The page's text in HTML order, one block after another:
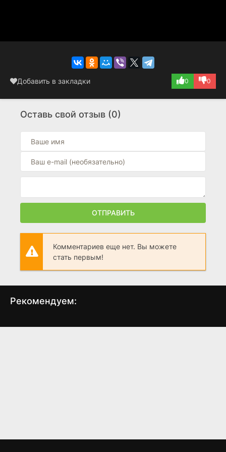
Добавить в закладки 0 0
Оставь свой отзыв (0)
ОТПРАВИТЬ
Комментариев еще нет. Вы можете
стать первым!
Рекомендуем:
Тёмный трофей Последний киносеанс